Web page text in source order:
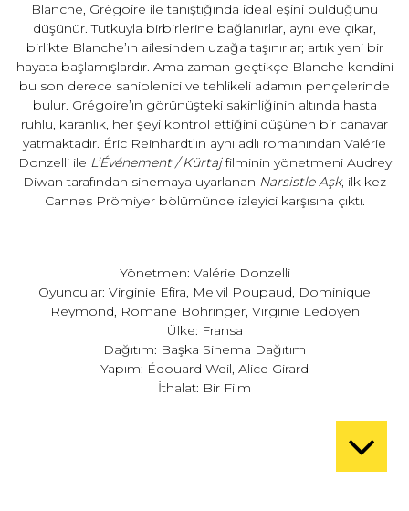
Blanche, Grégoire ile tanıştığında ideal eşini bulduğunu
düşünür. Tutkuyla birbirlerine bağlanırlar, aynı eve çıkar,
birlikte Blanche’ın ailesinden uzağa taşınırlar; artık yeni bir
hayata başlamışlardır. Ama zaman geçtikçe Blanche kendini
bu son derece sahiplenici ve tehlikeli adamın pençelerinde
bulur. Grégoire’ın görünüşteki sakinliğinin altında hasta
ruhlu, karanlık, her şeyi kontrol ettiğini düşünen bir canavar
yatmaktadır. Éric Reinhardt’ın aynı adlı romanından Valérie
Donzelli ile L’Événement / Kürtajfilminin yönetmeni Audrey
Diwan tarafından sinemaya uyarlanan Narsistle Aşk, ilk kez
Cannes Prömiyer bölümünde izleyici karşısına çıktı.
Yönetmen: Valérie Donzelli
Oyuncular: Virginie Efira, Melvil Poupaud, Dominique
Reymond, Romane Bohringer, Virginie Ledoyen
Ülke: Fransa
Dağıtım: Başka Sinema Dağıtım
Yapım: Édouard Weil, Alice Girard
İthalat: Bir Film